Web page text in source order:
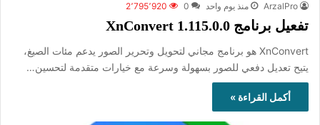
ArzalPro منذ يوم واحد 0 2٬795٬920
تفعيل برنامج XnConvert 1.115.0.0
XnConvert هو برنامج مجاني لتحويل وتحرير الصور يدعم مئات الصيغ،
يتيح تعديل دفعي للصور بسهولة وسرعة مع خيارات متقدمة لتحسين…
أكمل القراءة »